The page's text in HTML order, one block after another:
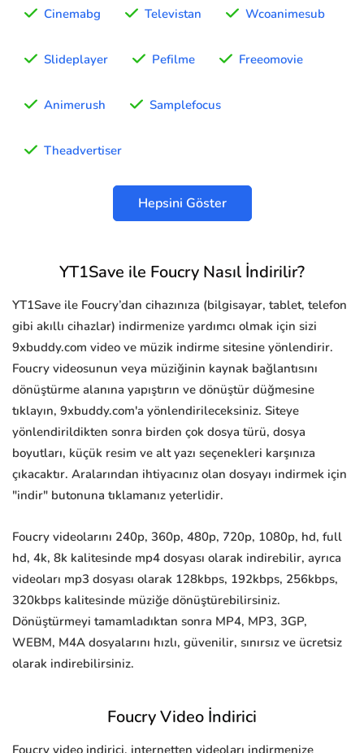
Cinemabg Televistan Wcoanimesub
Slideplayer Pefilme Freeomovie
Animerush Samplefocus
Theadvertiser
Hepsini Göster
YT1Save ile Foucry Nasıl İndirilir?
YT1Save ile Foucry’dan cihazınıza (bilgisayar, tablet, telefon
gibi akıllı cihazlar) indirmenize yardımcı olmak için sizi
9xbuddy.com video ve müzik indirme sitesine yönlendirir.
Foucry videosunun veya müziğinin kaynak bağlantısını
dönüştürme alanına yapıştırın ve dönüştür düğmesine
tıklayın, 9xbuddy.com'a yönlendirileceksiniz. Siteye
yönlendirildikten sonra birden çok dosya türü, dosya
boyutları, küçük resim ve alt yazı seçenekleri karşınıza
çıkacaktır. Aralarından ihtiyacınız olan dosyayı indirmek için
"indir" butonuna tıklamanız yeterlidir.
Foucry videolarını 240p, 360p, 480p, 720p, 1080p, hd, full
hd, 4k, 8k kalitesinde mp4 dosyası olarak indirebilir, ayrıca
videoları mp3 dosyası olarak 128kbps, 192kbps, 256kbps,
320kbps kalitesinde müziğe dönüştürebilirsiniz.
Dönüştürmeyi tamamladıktan sonra MP4, MP3, 3GP,
WEBM, M4A dosyalarını hızlı, güvenilir, sınırsız ve ücretsiz
olarak indirebilirsiniz.
Foucry Video İndirici